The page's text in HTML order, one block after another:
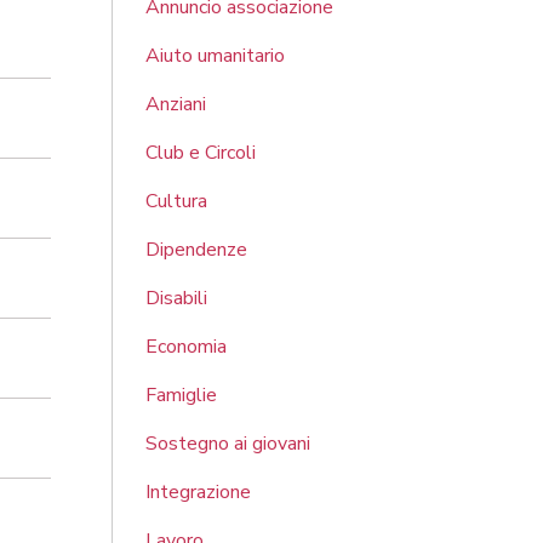
Annuncio associazione
Aiuto umanitario
Anziani
Club e Circoli
Cultura
Dipendenze
Disabili
Economia
Famiglie
Sostegno ai giovani
Integrazione